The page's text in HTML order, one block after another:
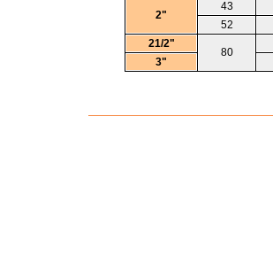
2"
43
52
21/2"
80
3"